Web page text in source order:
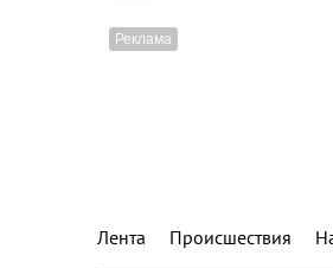
Лента Происшествия